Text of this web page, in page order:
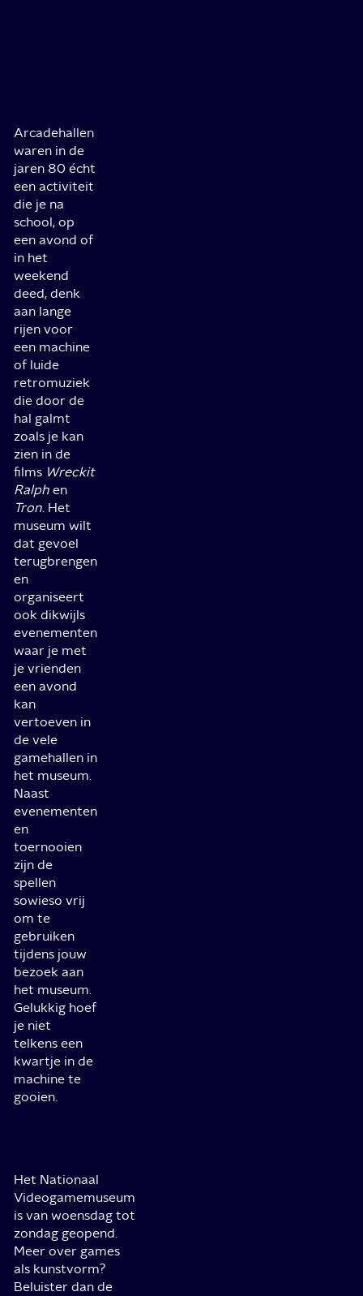
Arcadehallen
waren in de
jaren 80 écht
een activiteit
die je na
school, op
een avond of
in het
weekend
deed, denk
aan lange
rijen voor
een machine
of luide
retromuziek
die door de
hal galmt
zoals je kan
zien in de
films Wreckit
Ralph en
Tron. Het
museum wilt
dat gevoel
terugbrengen
en
organiseert
ook dikwijls
evenementen
waar je met
je vrienden
een avond
kan
vertoeven in
de vele
gamehallen in
het museum.
Naast
evenementen
en
toernooien
zijn de
spellen
sowieso vrij
om te
gebruiken
tijdens jouw
bezoek aan
het museum.
Gelukkig hoef
je niet
telkens een
kwartje in de
machine te
gooien.
Het Nationaal
Videogamemuseum
is van woensdag tot
zondag geopend.
Meer over games
als kunstvorm?
Beluister dan de